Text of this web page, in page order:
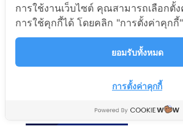
ปลั๊กไฟ 3ช่องเสียบ 1สวิตช์
2usb (2.1AMAX) สาย
ยาว3เมตร สีขาว อมร
ออนไลน์ Amornonline
Appliance
519
ปลั๊กไฟม
มอก
1สวิตซ์ ส
ขาว อมร
เครื่องใช้ไฟ
Appliance
การใช้งานเว็บไซต์ คุณสามารถเลือกตั้
การใช้คุกกี้ได้ โดยคลิก "การตั้งค่าคุกกี้"
ยอมรับทั้งหมด
การตั้งค่าคุกกี้